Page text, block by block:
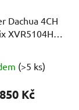
Dachua 4CH
XVR5104HS-
(>5 ks)
Kč